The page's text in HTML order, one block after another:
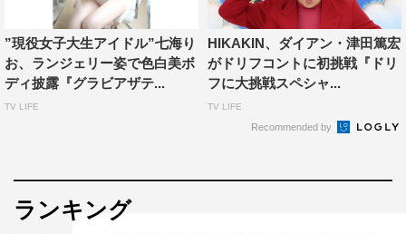
”現役女子大生アイドル”七海り
お、ランジェリー姿で色白美ボ
ディ披露『グラビアザテ...
TV LIFE
HIKAKIN、ダイアン・津田篤宏
がドリフコントに初挑戦『ドリ
フに大挑戦スペシャ...
TV LIFE
Recommended by
ランキング